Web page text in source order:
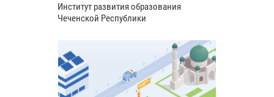
Институт развития образования
Чеченской Республики